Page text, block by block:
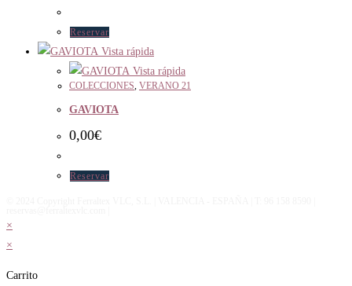
Reservar
Vista rápida
Vista rápida
COLECCIONES, VERANO 21
GAVIOTA
0,00€
Reservar
×
×
Carrito